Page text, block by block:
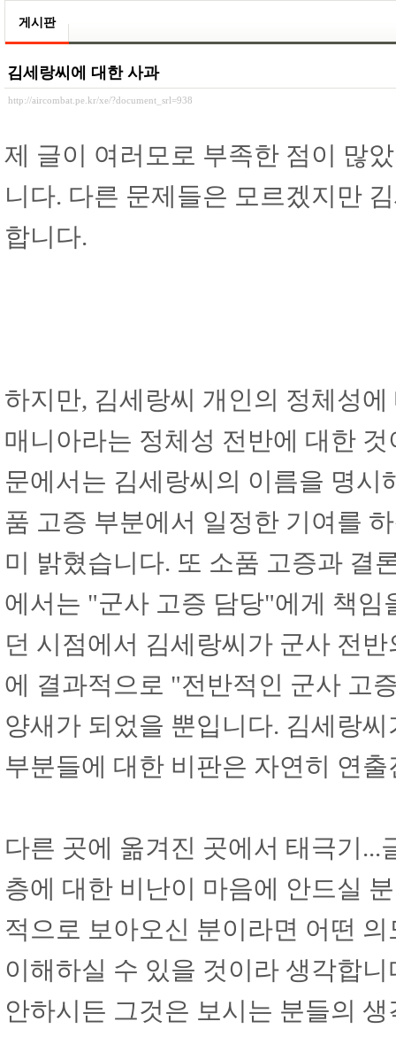
게시판
김세랑씨에 대한 사과
http://aircombat.pe.kr/xe/?document_srl=938
제 글이 여러모로 부족한 점이 많
니다. 다른 문제들은 모르겠지만
합니다.
하지만, 김세랑씨 개인의 정체성
매니아라는 정체성 전반에 대한
문에서는 김세랑씨의 이름을 명
품 고증 부분에서 일정한 기여를
미 밝혔습니다. 또 소품 고증과 결
에서는 "군사 고증 담당"에게 책임
던 시점에서 김세랑씨가 군사 전
에 결과적으로 "전반적인 군사 고
양새가 되었을 뿐입니다. 김세랑
부분들에 대한 비판은 자연히 연
다른 곳에 옮겨진 곳에서 태극기
층에 대한 비난이 마음에 안드실
적으로 보아오신 분이라면 어떤
이해하실 수 있을 것이라 생각합
안하시든 그것은 보시는 분들의